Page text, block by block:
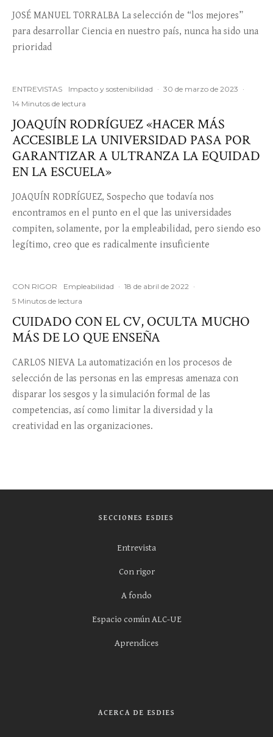
JOSÉ MANUEL TORRALBA La selección de “los mejores”
para desarrollar Ciencia en nuestro país, nunca ha sido una
prioridad
ENTREVISTAS Impacto y sostenibilidad · 30 de marzo de 2023 ·
14 Minutos de lectura
JOAQUÍN RODRÍGUEZ «HACER MÁS
ACCESIBLE LA UNIVERSIDAD PASA POR
GARANTIZAR A ULTRANZA LA EQUIDAD
EN LA ESCUELA»
JOAQUÍN RODRÍGUEZ, Sospecho que todavía nos
encontramos en el punto en el que las universidades
compiten, solamente, por la empleabilidad, pero siendo eso
legítimo, creo que es radicalmente insuficiente
CON RIGOR Empleabilidad · 18 de abril de 2022 ·
5 Minutos de lectura
CUIDADO CON EL CV, OCULTA MUCHO
MÁS DE LO QUE ENSEÑA
CARLOS NIEVA La automatización en los procesos de
selección de las personas en las empresas amenaza con
disparar los sesgos y la simulación formal de las
competencias, así como limitar la diversidad y la
creatividad en las organizaciones.
SECCIONES ESDIES
Entrevista
Con rigor
A fondo
Espacio común ALC-UE
Aprendices
ACERCA DE ESDIES